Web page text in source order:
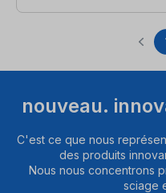
nouveau.
C'est ce que nous
des produits
Nous nous concentrons
sciage